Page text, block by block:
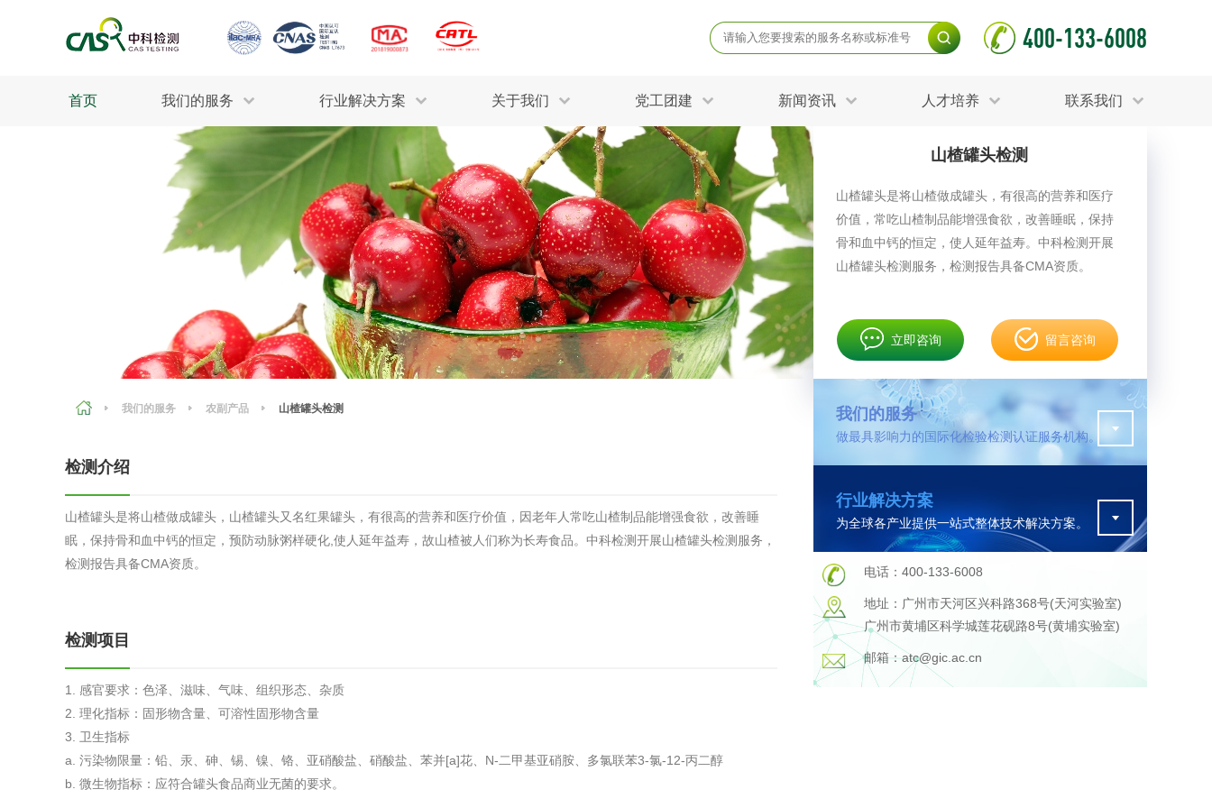
400-133-6008
首页 我们的服务 行业解决方案 关于我们 党工团建 新闻资讯 人才培养 联系我们
生态环保
工业材料
美妆消毒
石油化工
电子电气
农副产品
专项服务
新能源
检测服务
污水检测 三废监测 电磁辐射检测 声环境与振动检测
废气检测 二噁英检测 土壤检测 更多
评估调查
耕地质量评价 矿山资源调查 危险废物鉴别 危废鉴定
更多
清洁生产审核 环境风险评价 矿山场地调查 更多
摄影测量与遥感 更多
在线咨询 在线咨询
行业解决方案
INDUSTRY SOLUTIONS
为全球各产业提供一站式
整体技术解决方案。
产品质量鉴定
固废危废鉴定
土壤场地调查
生态环境检测
消毒检测备案
空气净化检测
病毒杀灭试验
防护产品检测
成分分析化验
有毒有害检测
运动场地检测
涉水产品检测
食品接触材料检测
可靠性测试
化妆品检测
水资源检测
毒理检测
光伏检测
山楂罐头检测
​山楂罐头是将山楂做成罐头，有很高的营养和医疗
价值，常吃山楂制品能增强食欲，改善睡眠，保持
骨和血中钙的恒定，使人延年益寿。中科检测开展
山楂罐头检测服务，检测报告具备CMA资质。
立即咨询 留言咨询
我们的服务 农副产品 山楂罐头检测
检测介绍
山楂罐头是将山楂做成罐头，山楂罐头又名红果罐头，有很高的营养和医疗价值，因老年人常吃山楂制品能增强食欲，改善睡
眠，保持骨和血中钙的恒定，预防动脉粥样硬化,使人延年益寿，故山楂被人们称为长寿食品。中科检测开展山楂罐头检测服务，
检测报告具备CMA资质。
检测项目
1. 感官要求：色泽、滋味、气味、组织形态、杂质
2. 理化指标：固形物含量、可溶性固形物含量
3. 卫生指标
a. 污染物限量：铅、汞、砷、锡、镍、铬、亚硝酸盐、硝酸盐、苯并[a]花、N-二甲基亚硝胺、多氯联苯3-氯-12-丙二醇
b. 微生物指标：应符合罐头食品商业无菌的要求。
我们的服务
做最具影响力的国际化检验检测认证服务机构。
行业解决方案
为全球各产业提供一站式整体技术解决方案。
电话：400-133-6008
地址：广州市天河区兴科路368号(天河实验室)
广州市黄埔区科学城莲花砚路8号(黄埔实验室)
邮箱：atc@gic.ac.cn